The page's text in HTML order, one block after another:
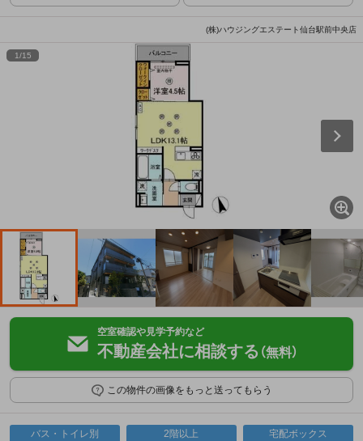
(株)ハウジングエステート仙台駅前中央店
1/15
空室確認や見学予約など
不動産会社に相談する （無料）
この物件の画像をもっと送ってもらう
バス・トイレ別 2階以上 宅配ボックス